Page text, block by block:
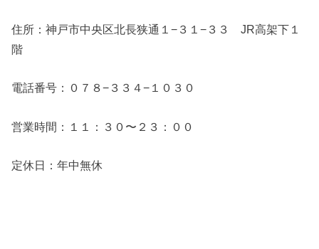
住所：神戸市中央区北長狭通１−３１−３３ JR高架下１
階
電話番号：０７８−３３４−１０３０
営業時間：１１：３０〜２３：００
定休日：年中無休